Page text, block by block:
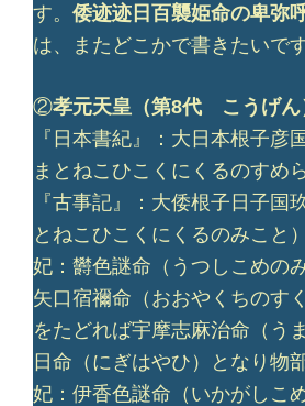
す。 倭迹迹日百襲姫命の卑弥
は、またどこかで書きたいです
②孝元天皇（第8代 こうげん
『日本書紀』：大日本根子彦
まとねこひこくにくるのすめ
『古事記』：大倭根子日子国
とねこひこくにくるのみこと）
妃：欝色謎命（うつしこめ
矢口宿禰命（おおやくちのす
をたどれば宇摩志麻治命（う
日命（にぎはやひ）となり物
妃：伊香色謎命（いかがしこ